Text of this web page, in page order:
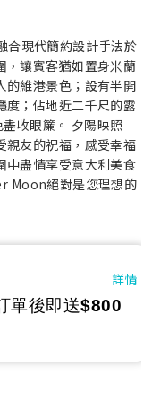
合現代簡約設計手法於
，讓賓客猶如置身米蘭
的維港景色；設有半開
度；佔地近二千尺的露
收眼簾。 夕陽映照
親友的祝福，感受幸福
中盡情享受意大利美食
Moon絕對是您理想的
詳情
單後即送$800